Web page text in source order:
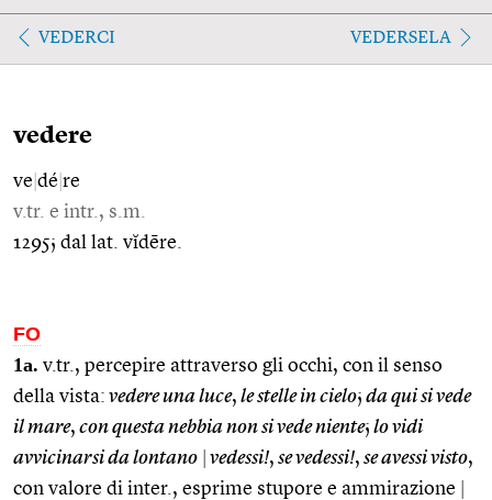
VEDERCI VEDERSELA
vedere
ve dé re
v.tr. e intr., s.m.
1295; dal lat. vĭdēre.
FO
1a. v.tr., percepire attraverso gli occhi, con il senso
della vista: vedere una luce, le stelle in cielo; da qui si vede
il mare, con questa nebbia non si vede niente; lo vidi
avvicinarsi da lontano
vedessi!, se vedessi!, se avessi visto,
con valore di inter., esprime stupore e ammirazione